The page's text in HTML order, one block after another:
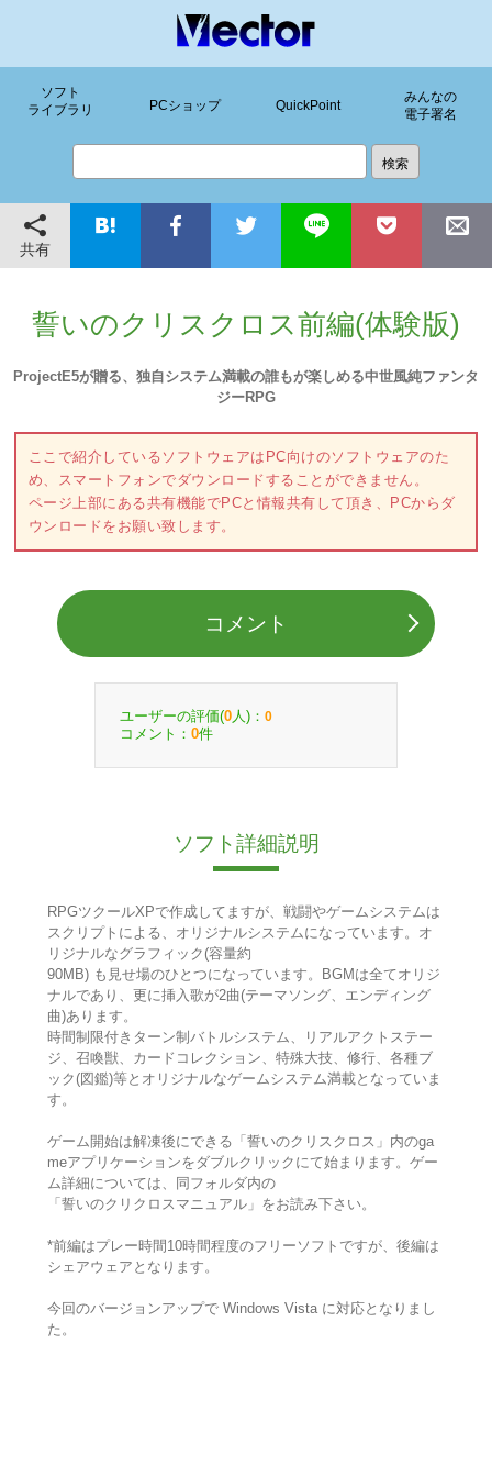
ソフト
ライブラリ
PCショップ QuickPoint
みんなの
電子署名
共有
誓いのクリスクロス前編(体験版)
ProjectE5が贈る、独自システム満載の誰もが楽しめる中世風純ファンタ
ジーRPG
ここで紹介しているソフトウェアはPC向けのソフトウェアのた
め、スマートフォンでダウンロードすることができません。
ページ上部にある共有機能でPCと情報共有して頂き、PCからダ
ウンロードをお願い致します。
コメント
ユーザーの評価(0 人)： 0
コメント： 0件
ソフト詳細説明
RPGツクールXPで作成してますが、戦闘やゲームシステムは
スクリプトによる、オリジナルシステムになっています。オ
リジナルなグラフィック(容量約
90MB) も見せ場のひとつになっています。BGMは全てオリジ
ナルであり、更に挿入歌が2曲(テーマソング、エンディング
曲)あります。
時間制限付きターン制バトルシステム、リアルアクトステー
ジ、召喚獣、カードコレクション、特殊大技、修行、各種ブ
ック(図鑑)等とオリジナルなゲームシステム満載となっていま
す。
ゲーム開始は解凍後にできる「誓いのクリスクロス」内のga
meアプリケーションをダブルクリックにて始まります。ゲー
ム詳細については、同フォルダ内の
「誓いのクリクロスマニュアル」をお読み下さい。
*前編はプレー時間10時間程度のフリーソフトですが、後編は
シェアウェアとなります。
今回のバージョンアップで Windows Vista に対応となりまし
た。